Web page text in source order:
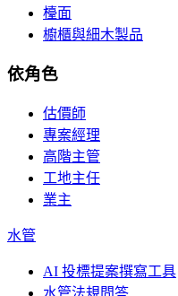
檯面
櫥櫃與細木製品
依角色
估價師
專案經理
高階主管
工地主任
業主
水管
AI 投標提案撰寫工具
水管法規問答